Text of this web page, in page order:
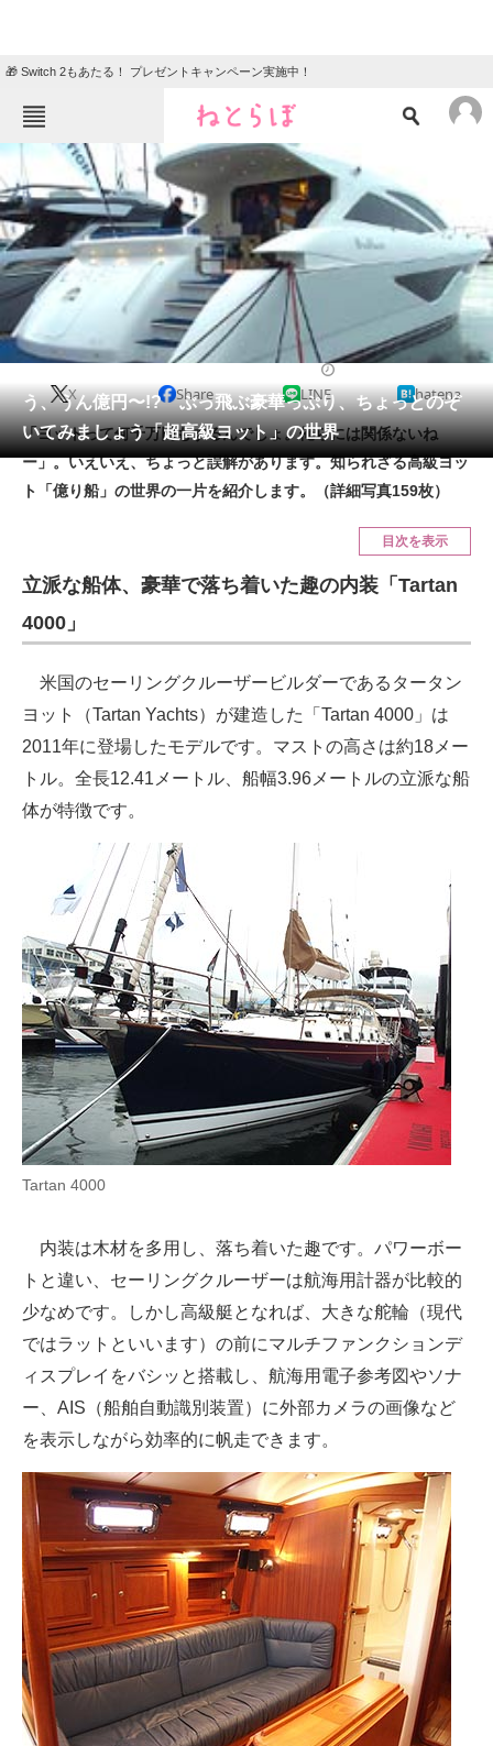
🎁 Switch 2もあたる！ プレゼントキャンペーン実施中！
ねとらぼメニュー
TOP ニュース
エンタメ クイズ
グルメ 地域
住まい 教育・育児
動物 リサーチ
会員記事
メディア
注目記事を集めた総合ページ
スマホと通信の最新トレンド
進化するPCとデバイスの未来
好きが集まる 比べて選べる
ビジネスと働き方のヒント
AI活用のいまが分かる
企業ITのトレンドを詳説
経営リーダーのコミュニティ
マーケ×ITの今がよく分かる
ITエンジニア向け専門サイト
企業向けIT製品の総合サイト
IT製品の技術・比較・事例
製造業のIT導入・活用を支援
モノづくり技術者専門サイト
電子設計の基本と応用
建設×テクノロジーの最前線
う、うん億円〜!? ぶっ飛ぶ豪華っぷり、ちょっとのぞ
いてみましょう「超高級ヨット」の世界
X Share LINE hatena
「ヨットって何千万円もするんでしょ。俺らには関係ないね
ー」。いえいえ、ちょっと誤解があります。知られざる高級ヨッ
ト「億り船」の世界の一片を紹介します。（詳細写真159枚）
目次を表示
立派な船体、豪華で落ち着いた趣の内装「Tartan
4000」
米国のセーリングクルーザービルダーであるタータン
ヨット（Tartan Yachts）が建造した「Tartan 4000」は
2011年に登場したモデルです。マストの高さは約18メー
トル。全長12.41メートル、船幅3.96メートルの立派な船
体が特徴です。
Tartan 4000
内装は木材を多用し、落ち着いた趣です。パワーボー
トと違い、セーリングクルーザーは航海用計器が比較的
少なめです。しかし高級艇となれば、大きな舵輪（現代
ではラットといいます）の前にマルチファンクションデ
ィスプレイをバシッと搭載し、航海用電子参考図やソナ
ー、AIS（船舶自動識別装置）に外部カメラの画像など
を表示しながら効率的に帆走できます。